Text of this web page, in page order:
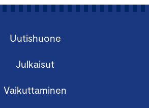
Uutishuone
Julkaisut
Vaikuttaminen